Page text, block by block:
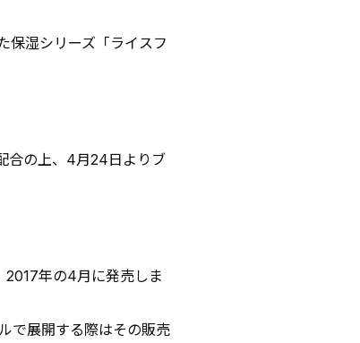
保湿シリーズ「ライスフ
合の上、4月24日よりブ
2017年の4月に発売しま
で展開する際はその販売